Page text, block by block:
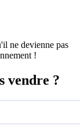
ne devienne pas
!
vendre ?